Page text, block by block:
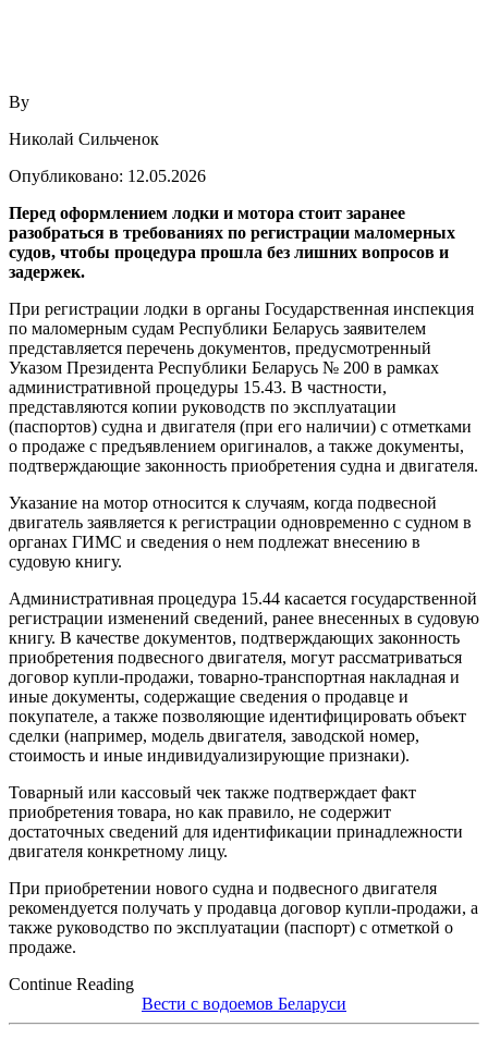
By
Николай Сильченок
Опубликовано: 12.05.2026
Перед оформлением лодки и мотора стоит заранее
разобраться в требованиях по регистрации маломерных
судов, чтобы процедура прошла без лишних вопросов и
задержек.
При регистрации лодки в органы Государственная инспекция
по маломерным судам Республики Беларусь заявителем
представляется перечень документов, предусмотренный
Указом Президента Республики Беларусь № 200 в рамках
административной процедуры 15.43. В частности,
представляются копии руководств по эксплуатации
(паспортов) судна и двигателя (при его наличии) с отметками
о продаже с предъявлением оригиналов, а также документы,
подтверждающие законность приобретения судна и двигателя.
Указание на мотор относится к случаям, когда подвесной
двигатель заявляется к регистрации одновременно с судном в
органах ГИМС и сведения о нем подлежат внесению в
судовую книгу.
Административная процедура 15.44 касается государственной
регистрации изменений сведений, ранее внесенных в судовую
книгу. В качестве документов, подтверждающих законность
приобретения подвесного двигателя, могут рассматриваться
договор купли-продажи, товарно-транспортная накладная и
иные документы, содержащие сведения о продавце и
покупателе, а также позволяющие идентифицировать объект
сделки (например, модель двигателя, заводской номер,
стоимость и иные индивидуализирующие признаки).
Товарный или кассовый чек также подтверждает факт
приобретения товара, но как правило, не содержит
достаточных сведений для идентификации принадлежности
двигателя конкретному лицу.
При приобретении нового судна и подвесного двигателя
рекомендуется получать у продавца договор купли-продажи, а
также руководство по эксплуатации (паспорт) с отметкой о
продаже.
Continue Reading
Вести с водоемов Беларуси